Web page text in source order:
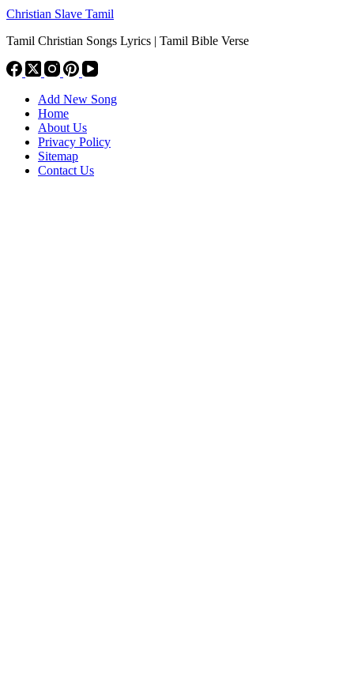
Christian Slave Tamil
Tamil Christian Songs Lyrics | Tamil Bible Verse
Add New Song
Home
About Us
Privacy Policy
Sitemap
Contact Us